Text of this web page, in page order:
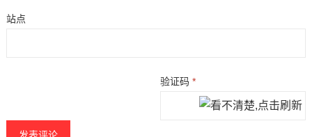
站点
验证码*